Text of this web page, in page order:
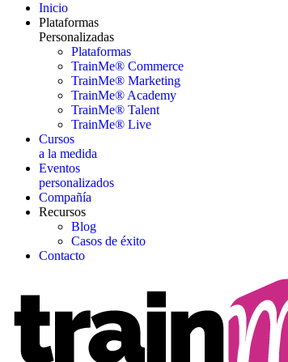
Inicio
Plataformas
Personalizadas
Plataformas
TrainMe® Commerce
TrainMe® Marketing
TrainMe® Academy
TrainMe® Talent
TrainMe® Live
Cursos
a la medida
Eventos
personalizados
Compañía
Recursos
Blog
Casos de éxito
Contacto